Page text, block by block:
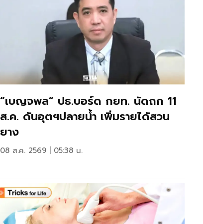
“เบญจพล” ปธ.บอร์ด กยท. นัดถก 11
ส.ค. ดันอุตฯปลายน้ำ เพิ่มรายได้สวน
ยาง
08 ส.ค. 2569 | 05:38 น.